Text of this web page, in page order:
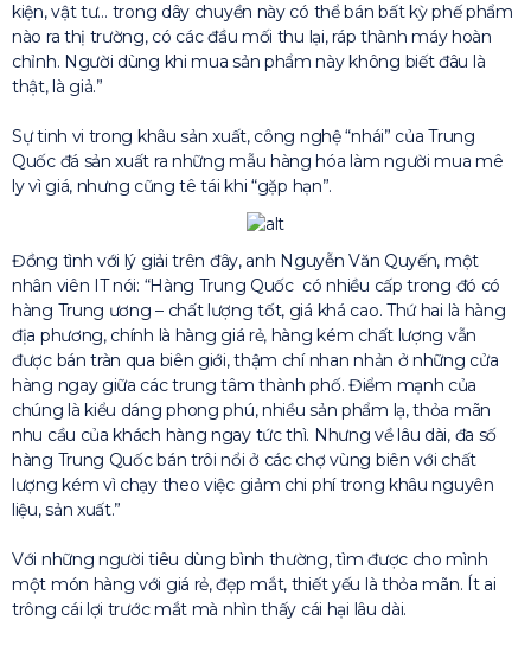
kiện, vật tư… trong dây chuyền này có thể bán bất kỳ phế phẩm
nào ra thị trường, có các đầu mối thu lại, ráp thành máy hoàn
chỉnh. Người dùng khi mua sản phẩm này không biết đâu là
thật, là giả.”
Sự tinh vi trong khâu sản xuất, công nghệ “nhái” của Trung
Quốc đá sản xuất ra những mẫu hàng hóa làm người mua mê
ly vì giá, nhưng cũng tê tái khi “gặp hạn”.
Đồng tình với lý giải trên đây, anh Nguyễn Văn Quyến, một
nhân viên IT nói: “Hàng Trung Quốc có nhiều cấp trong đó có
hàng Trung ương – chất lượng tốt, giá khá cao. Thứ hai là hàng
địa phương, chính là hàng giá rẻ, hàng kém chất lượng vẫn
được bán tràn qua biên giới, thậm chí nhan nhản ở những cửa
hàng ngay giữa các trung tâm thành phố. Điểm mạnh của
chúng là kiểu dáng phong phú, nhiều sản phẩm lạ, thỏa mãn
nhu cầu của khách hàng ngay tức thì. Nhưng về lâu dài, đa số
hàng Trung Quốc bán trôi nổi ở các chợ vùng biên với chất
lượng kém vì chạy theo việc giảm chi phí trong khâu nguyên
liệu, sản xuất.”
Với những người tiêu dùng bình thường, tìm được cho mình
một món hàng với giá rẻ, đẹp mắt, thiết yếu là thỏa mãn. Ít ai
trông cái lợi trước mắt mà nhìn thấy cái hại lâu dài.